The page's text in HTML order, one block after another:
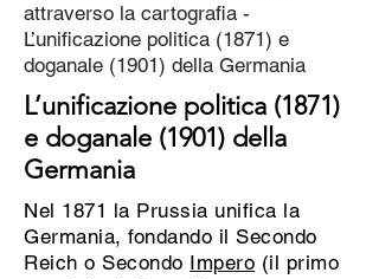
attraverso la cartografia -
L’unificazione politica (1871) e
doganale (1901) della Germania
L’unificazione politica (1871)
e doganale (1901) della
Germania
Nel 1871 la Prussia unifica la
Germania, fondando il Secondo
Reich o Secondo Impero (il primo